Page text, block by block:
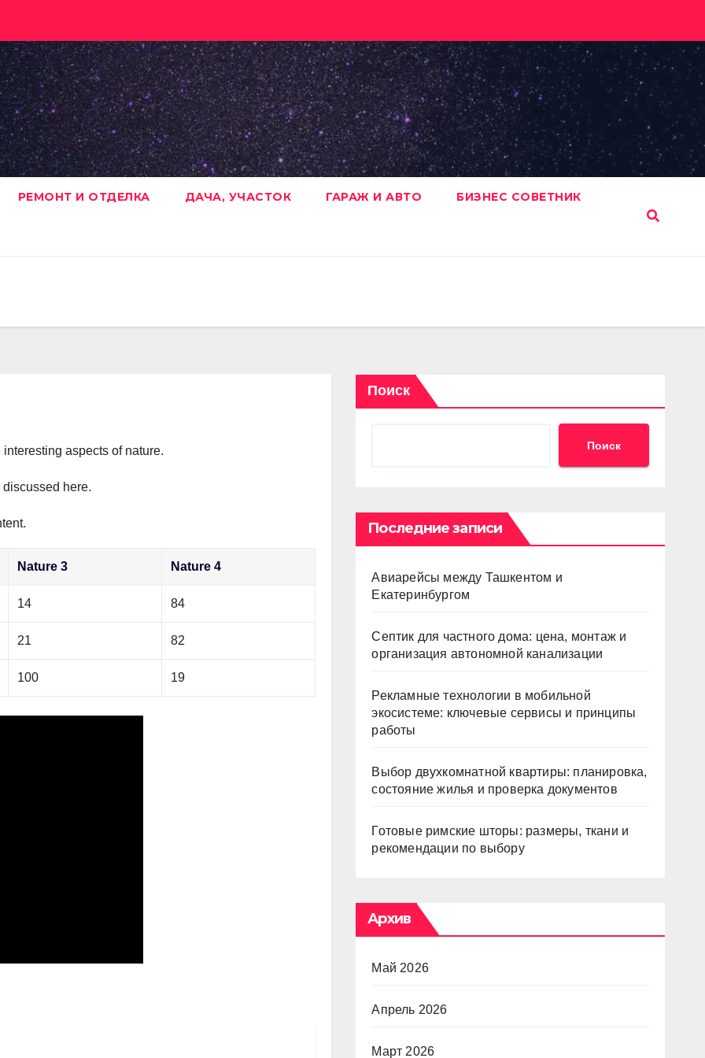
РЕМОНТ И ОТДЕЛКА ДАЧА, УЧАСТОК ГАРАЖ И АВТО БИЗНЕС СОВЕТНИК
aspects of nature.
here.
Nature 3 Nature 4
14 84
21 82
100 19
Поиск
Поиск
Последние записи
Авиарейсы между Ташкентом и
Екатеринбургом
Септик для частного дома: цена, монтаж и
организация автономной канализации
Рекламные технологии в мобильной
экосистеме: ключевые сервисы и принципы
работы
Выбор двухкомнатной квартиры: планировка,
состояние жилья и проверка документов
Готовые римские шторы: размеры, ткани и
рекомендации по выбору
Архив
Май 2026
Апрель 2026
Март 2026